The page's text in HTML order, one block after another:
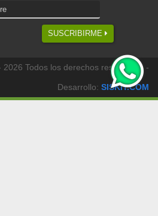
SUSCRIBIRME
Todos los derechos reservados -
Desarrollo: SISKIT.COM